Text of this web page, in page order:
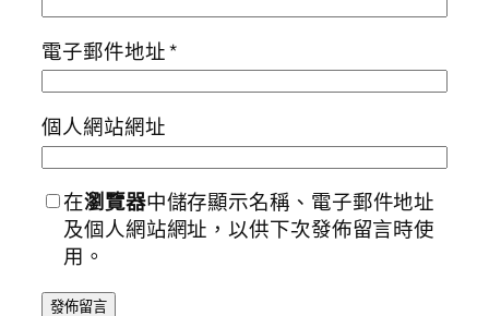
電子郵件地址*
個人網站網址
在瀏覽器中儲存顯示名稱、電子郵件地址
及個人網站網址，以供下次發佈留言時使
用。